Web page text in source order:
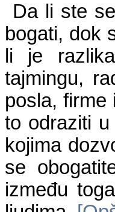
Da li ste
bogati, dok
li je
tajmingu,
posla, firme
to odraziti
kojima
se
između